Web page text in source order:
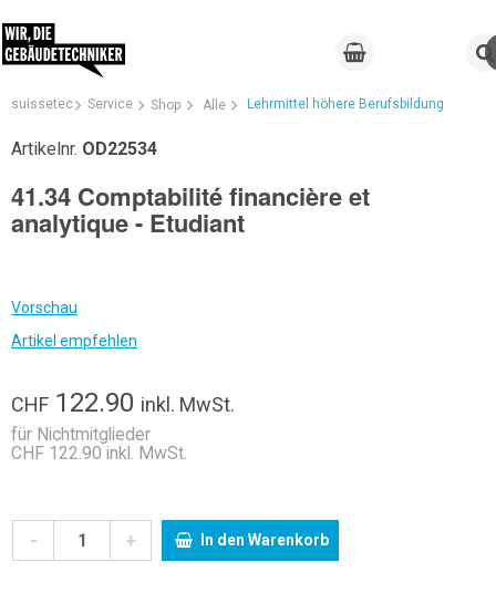
suissetec Service Shop Alle Lehrmittel höhere Berufsbildung
Artikelnr. OD22534
41.34 Comptabilité financière et
analytique - Etudiant
Vorschau
Artikel empfehlen
CHF 122.90 inkl. MwSt.
für Nichtmitglieder
CHF 122.90 inkl. MwSt.
- + In den Warenkorb